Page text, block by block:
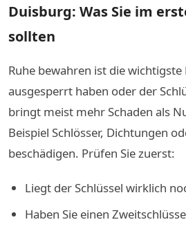
Duisburg: Was Sie im
sollten
Ruhe bewahren ist die wichtigste
ausgesperrt haben oder der
bringt meist mehr Schaden als
Beispiel Schlösser, Dichtungen
beschädigen. Prüfen Sie zuerst:
Liegt der Schlüssel wirklich
Haben Sie einen